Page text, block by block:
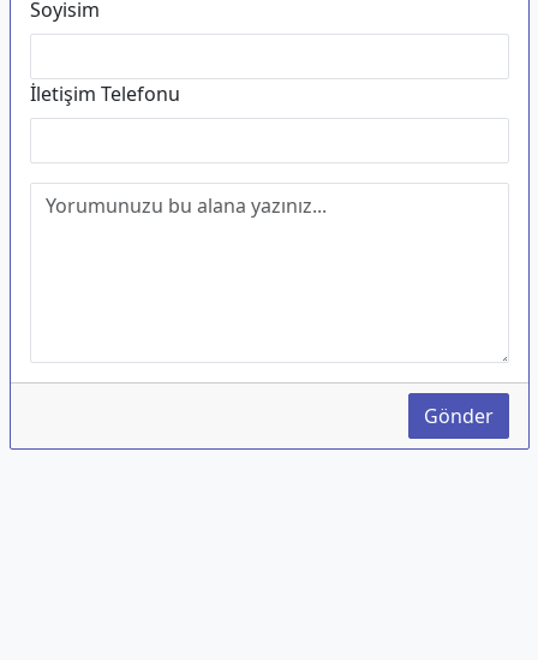
Soyisim
İletişim Telefonu
Gönder